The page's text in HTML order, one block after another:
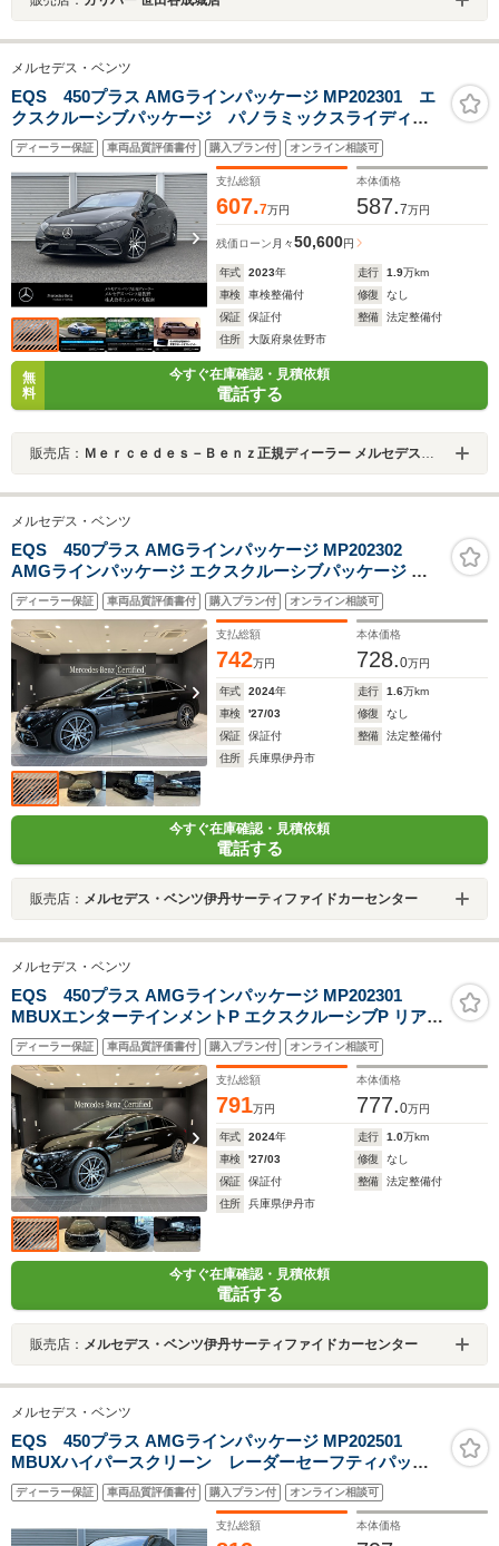
メルセデス・ベンツ
EQS 450プラス AMGラインパッケージ MP202301 エ
クスクルーシブパッケージ パノラミックスライディン
グルーフ ヘッドアップディスプレイ ブルメスターサ
ラウンドサウンドシステム 360度カメラ レーダーセー
フティパッケージ MBUX 新車保証継承
ディーラー保証 車両品質評価書付 購入プラン付 オンライン相談可
支払総額
607.7万円
本体価格
587.7万円
残価ローン 月々50,600円
年式 2023年 走行 1.9万km
車検
車検整備付 修復
なし
保証
保証付 整備
法定整備付
住所
大阪府泉佐野市
無
料
今すぐ在庫確認・見積依頼
電話する
販売店： Ｍｅｒｃｅｄｅｓ－Ｂｅｎｚ正規ディーラー メルセデス・ベンツ泉佐野
メルセデス・ベンツ
EQS 450プラス AMGラインパッケージ MP202302
AMGラインパッケージ エクスクルーシブパッケージ デ
ジタルインテリアパッケージ
ディーラー保証 車両品質評価書付 購入プラン付 オンライン相談可
支払総額
742万円
本体価格
728.0万円
年式 2024年 走行 1.6万km
車検
'27/03 修復
なし
保証
保証付 整備
法定整備付
住所
兵庫県伊丹市
今すぐ在庫確認・見積依頼
電話する
販売店： メルセデス・ベンツ伊丹サーティファイドカーセンター
メルセデス・ベンツ
EQS 450プラス AMGラインパッケージ MP202301
MBUXエンターテインメントP エクスクルーシブP リアコ
ンフォートP リアベルトバッグ デジタルインテリア
ディーラー保証 車両品質評価書付 購入プラン付 オンライン相談可
支払総額
791万円
本体価格
777.0万円
年式 2024年 走行 1.0万km
車検
'27/03 修復
なし
保証
保証付 整備
法定整備付
住所
兵庫県伊丹市
今すぐ在庫確認・見積依頼
電話する
販売店： メルセデス・ベンツ伊丹サーティファイドカーセンター
メルセデス・ベンツ
EQS 450プラス AMGラインパッケージ MP202501
MBUXハイパースクリーン レーダーセーフティパッケ
ージ リアアクスルステアリング ナッパレザーシート&
ヒーター ベンチレーター 360度カメラ アダプティブ
ハイビームアシストプラス 新車保証継承
ディーラー保証 車両品質評価書付 購入プラン付 オンライン相談可
支払総額 本体価格